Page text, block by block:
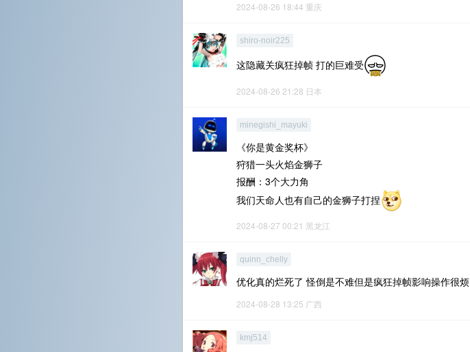
2024-08-26 18:44 重庆
shiro-noir225
这隐藏关疯狂掉帧 打的巨难受
2024-08-26 21:28 日本
minegishi_mayuki
《你是黄金奖杯》
狩猎一头火焰金狮子
报酬：3个大力角
我们天命人也有自己的金狮子打捏
2024-08-27 00:21 黑龙江
quinn_chelly
优化真的烂死了 怪倒是不难但是疯狂掉帧影响操作很烦
2024-08-28 13:25 广西
kmj514